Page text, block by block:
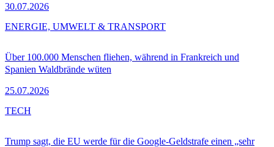
30.07.2026
Über 100.000 Menschen fliehen, während in Frankreich und
Spanien Waldbrände wüten
25.07.2026
ENERGIE, UMWELT & TRANSPORT
Trump sagt, die EU werde für die Google-Geldstrafe einen „sehr
TECH